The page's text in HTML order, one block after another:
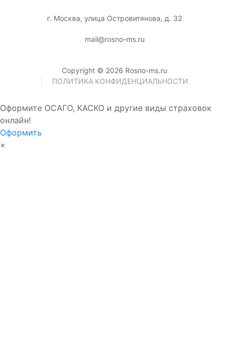
г. Москва, улица Островитянова, д. 32
mail@rosno-ms.ru
Copyright © 2026 Rosno-ms.ru
ПОЛИТИКА КОНФИДЕНЦИАЛЬНОСТИ
Оформите ОСАГО, КАСКО и другие виды страховок
онлайн!
Оформить
×